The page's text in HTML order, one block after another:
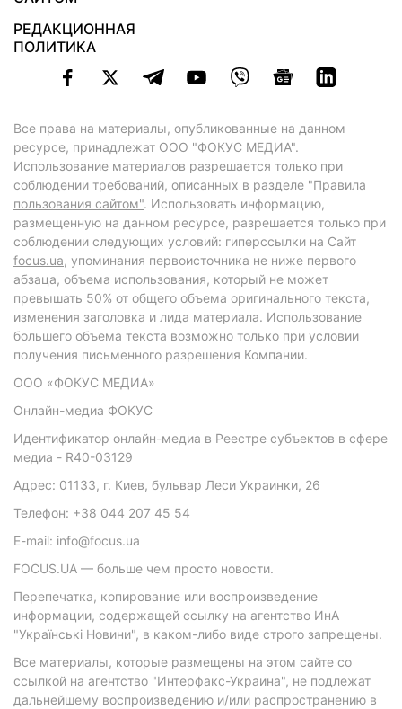
РЕДАКЦИОННАЯ
ПОЛИТИКА
Все права на материалы, опубликованные на данном
ресурсе, принадлежат ООО "ФОКУС МЕДИА".
Использование материалов разрешается только при
соблюдении требований, описанных в разделе "Правила
пользования сайтом". Использовать информацию,
размещенную на данном ресурсе, разрешается только при
соблюдении следующих условий: гиперссылки на Сайт
focus.ua, упоминания первоисточника не ниже первого
абзаца, объема использования, который не может
превышать 50% от общего объема оригинального текста,
изменения заголовка и лида материала. Использование
большего объема текста возможно только при условии
получения письменного разрешения Компании.
ООО «ФОКУС МЕДИА»
Онлайн-медиа ФОКУС
Идентификатор онлайн-медиа в Реестре субъектов в сфере
медиа - R40-03129
Адрес: 01133, г. Киев, бульвар Леси Украинки, 26
Телефон: +38 044 207 45 54
E-mail: info@focus.ua
FOCUS.UA — больше чем просто новости.
Перепечатка, копирование или воспроизведение
информации, содержащей ссылку на агентство ИнА
"Українські Новини", в каком-либо виде строго запрещены.
Все материалы, которые размещены на этом сайте со
ссылкой на агентство "Интерфакс-Украина", не подлежат
дальнейшему воспроизведению и/или распространению в